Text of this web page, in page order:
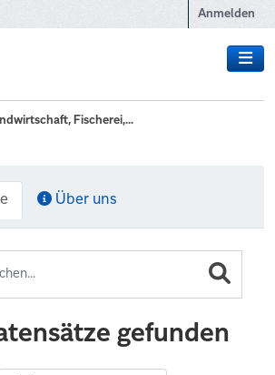
Anmelden
Fischerei,...
Über uns
gefunden